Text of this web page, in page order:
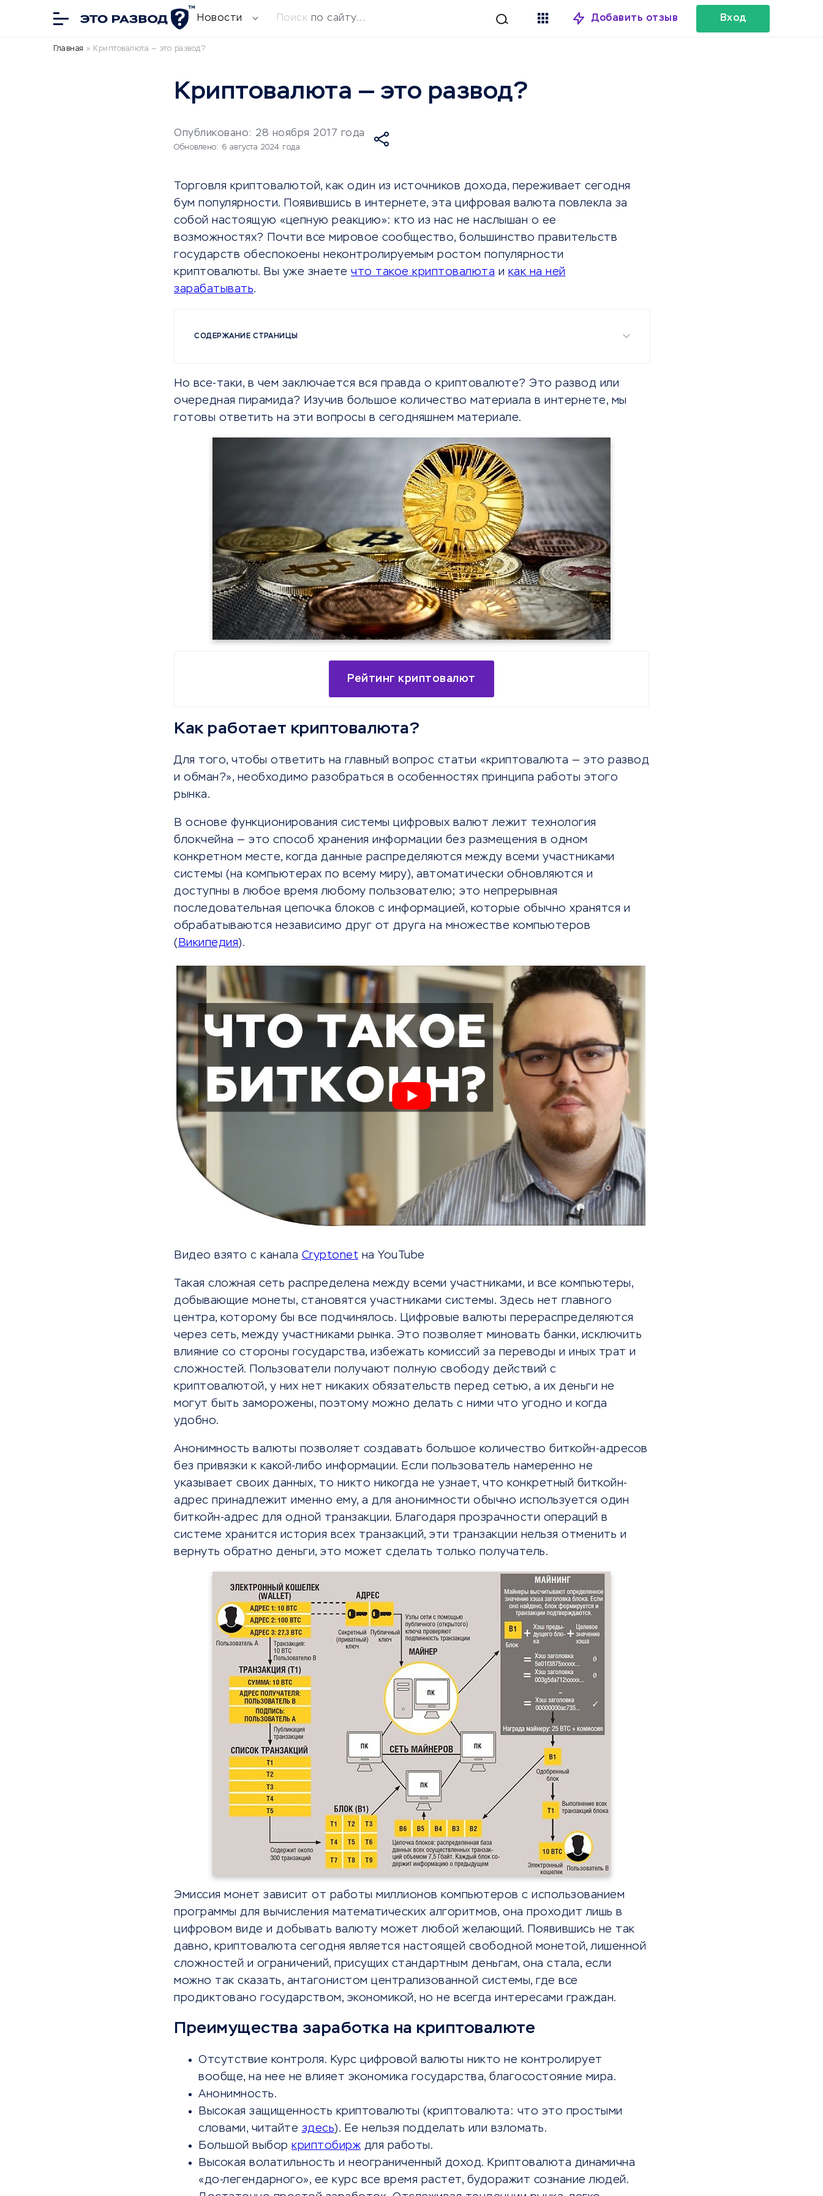
Новости Поиск по сайту... Добавить отзыв Вход
Главная » Криптовалюта — это развод?
Криптовалюта — это развод?
Опубликовано: 28 ноября 2017 года
Обновлено: 6 августа 2024 года
Торговля криптовалютой, как один из источников дохода, переживает сегодня
бум популярности. Появившись в интернете, эта цифровая валюта повлекла за
собой настоящую «цепную реакцию»: кто из нас не наслышан о ее
возможностях? Почти все мировое сообщество, большинство правительств
государств обеспокоены неконтролируемым ростом популярности
криптовалюты. Вы уже знаете что такое криптовалюта и как на ней
зарабатывать.
СОДЕРЖАНИЕ СТРАНИЦЫ
Но все-таки, в чем заключается вся правда о криптовалюте? Это развод или
очередная пирамида? Изучив большое количество материала в интернете, мы
готовы ответить на эти вопросы в сегодняшнем материале.
Рейтинг криптовалют
Как работает криптовалюта?
Для того, чтобы ответить на главный вопрос статьи «криптовалюта — это развод
и обман?», необходимо разобраться в особенностях принципа работы этого
рынка.
В основе функционирования системы цифровых валют лежит технология
блокчейна — это способ хранения информации без размещения в одном
конкретном месте, когда данные распределяются между всеми участниками
системы (на компьютерах по всему миру), автоматически обновляются и
доступны в любое время любому пользователю; это непрерывная
последовательная цепочка блоков с информацией, которые обычно хранятся и
обрабатываются независимо друг от друга на множестве компьютеров
( Википедия).
Видео взято с канала Cryptonet на YouTube
Такая сложная сеть распределена между всеми участниками, и все компьютеры,
добывающие монеты, становятся участниками системы. Здесь нет главного
центра, которому бы все подчинялось. Цифровые валюты перераспределяются
через сеть, между участниками рынка. Это позволяет миновать банки, исключить
влияние со стороны государства, избежать комиссий за переводы и иных трат и
сложностей. Пользователи получают полную свободу действий с
криптовалютой, у них нет никаких обязательств перед сетью, а их деньги не
могут быть заморожены, поэтому можно делать с ними что угодно и когда
удобно.
Анонимность валюты позволяет создавать большое количество биткойн-адресов
без привязки к какой-либо информации. Если пользователь намеренно не
указывает своих данных, то никто никогда не узнает, что конкретный биткойн-
адрес принадлежит именно ему, а для анонимности обычно используется один
биткойн-адрес для одной транзакции. Благодаря прозрачности операций в
системе хранится история всех транзакций, эти транзакции нельзя отменить и
вернуть обратно деньги, это может сделать только получатель.
Эмиссия монет зависит от работы миллионов компьютеров с использованием
программы для вычисления математических алгоритмов, она проходит лишь в
цифровом виде и добывать валюту может любой желающий. Появившись не так
давно, криптовалюта сегодня является настоящей свободной монетой, лишенной
сложностей и ограничений, присущих стандартным деньгам, она стала, если
можно так сказать, антагонистом централизованной системы, где все
продиктовано государством, экономикой, но не всегда интересами граждан.
Преимущества заработка на криптовалюте
Отсутствие контроля. Курс цифровой валюты никто не контролирует
вообще, на нее не влияет экономика государства, благосостояние мира.
Анонимность.
Высокая защищенность криптовалюты (криптовалюта: что это простыми
словами, читайте здесь). Ее нельзя подделать или взломать.
Большой выбор криптобирж для работы.
Высокая волатильность и неограниченный доход. Криптовалюта динамична
«до-легендарного», ее курс все время растет, будоражит сознание людей.